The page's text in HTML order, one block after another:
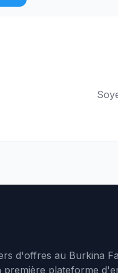
d'offres au Burkina
plateforme